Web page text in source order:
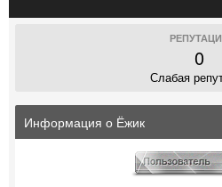
0
Слабая
Информация о Ёжик